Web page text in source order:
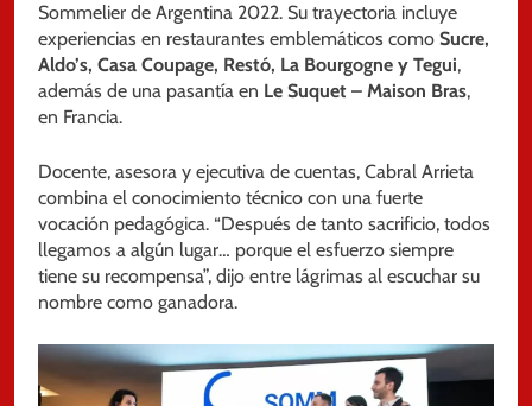
Sommelier de Argentina 2022. Su trayectoria incluye
experiencias en restaurantes emblemáticos como Sucre,
Aldo’s, Casa Coupage, Restó, La Bourgogne y Tegui,
además de una pasantía en Le Suquet – Maison Bras,
en Francia.
Docente, asesora y ejecutiva de cuentas, Cabral Arrieta
combina el conocimiento técnico con una fuerte
vocación pedagógica. “Después de tanto sacrificio, todos
llegamos a algún lugar… porque el esfuerzo siempre
tiene su recompensa”, dijo entre lágrimas al escuchar su
nombre como ganadora.